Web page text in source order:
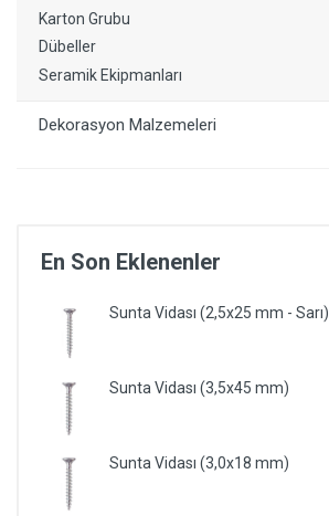
Karton Grubu
Dübeller
Seramik Ekipmanları
Dekorasyon Malzemeleri
En Son Eklenenler
Sunta Vidası (2,5x25 mm - Sarı)
Sunta Vidası (3,5x45 mm)
Sunta Vidası (3,0x18 mm)